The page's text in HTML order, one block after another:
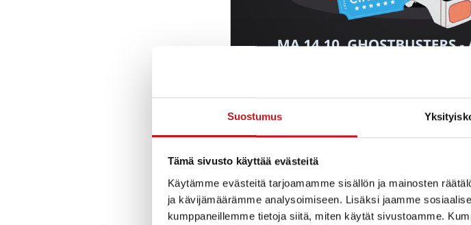
Suostumus
Tämä sivusto käyttää evästeitä
Käytämme evästeitä tarjoamamme sisällön ja mainosten
ja kävijämäärämme analysoimiseen. Lisäksi jaamme
kumppaneillemme tietoja siitä, miten käytät sivustoamme.